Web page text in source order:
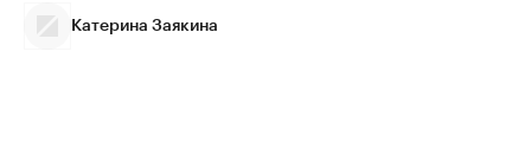
Катерина Заякина